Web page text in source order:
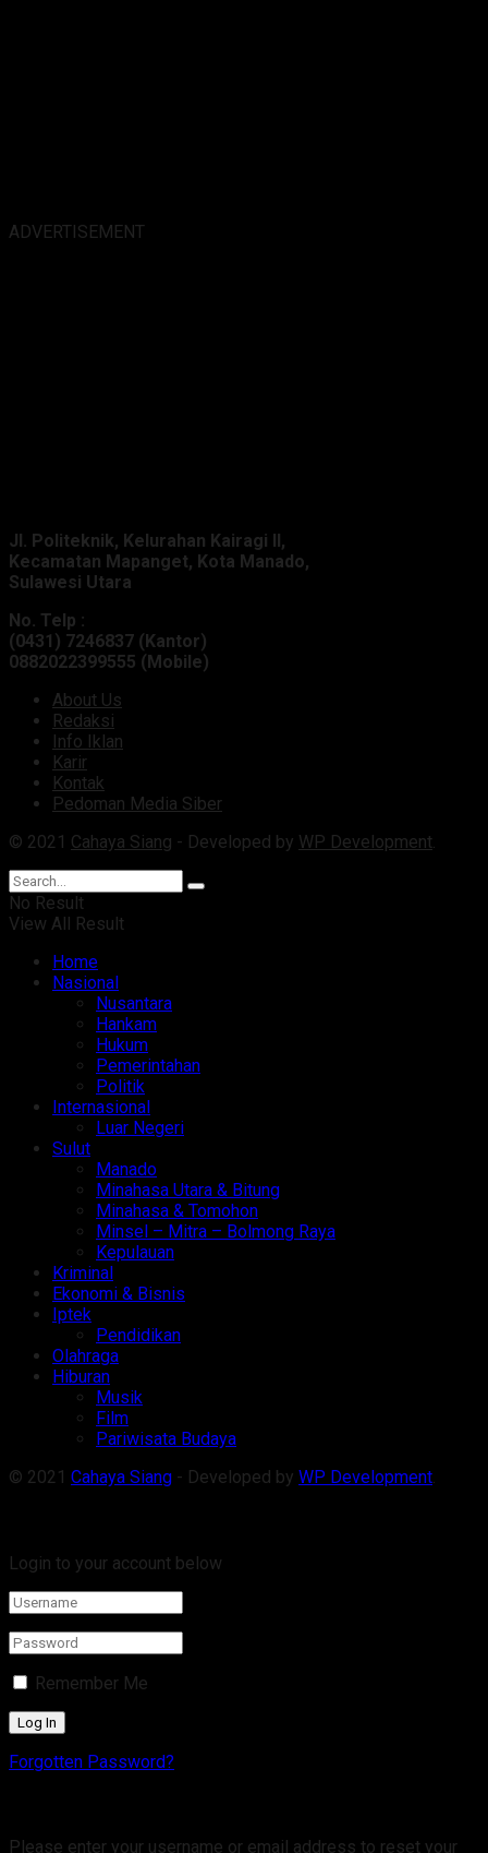
ADVERTISEMENT
Jl. Politeknik, Kelurahan Kairagi II,
Kecamatan Mapanget, Kota Manado,
Sulawesi Utara
No. Telp :
(0431) 7246837 (Kantor)
0882022399555 (Mobile)
About Us
Redaksi
Info Iklan
Karir
Kontak
Pedoman Media Siber
© 2021 Cahaya Siang - Developed by WP Development.
No Result
View All Result
Home
Nasional
Nusantara
Hankam
Hukum
Pemerintahan
Politik
Internasional
Luar Negeri
Sulut
Manado
Minahasa Utara & Bitung
Minahasa & Tomohon
Minsel – Mitra – Bolmong Raya
Kepulauan
Kriminal
Ekonomi & Bisnis
Iptek
Pendidikan
Olahraga
Hiburan
Musik
Film
Pariwisata Budaya
© 2021 Cahaya Siang - Developed by WP Development.
Login to your account below
Remember Me
Forgotten Password?
Please enter your username or email address to reset your